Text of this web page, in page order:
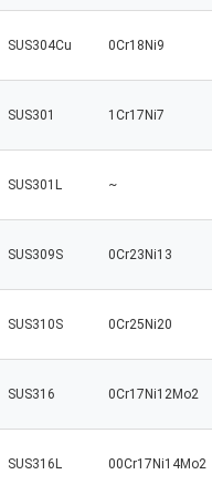
SUS304Cu 0Cr18Ni9
SUS301 1Cr17Ni7
SUS301L ~
SUS309S 0Cr23Ni13
SUS310S 0Cr25Ni20
SUS316 0Cr17Ni12Mo2
SUS316L 00Cr17Ni14Mo2